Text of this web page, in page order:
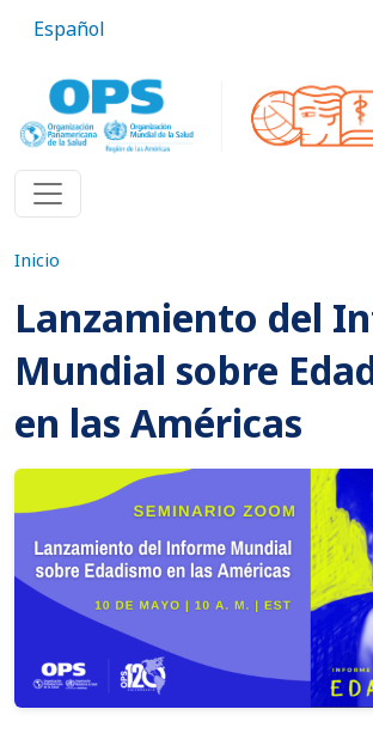
Español
Inicio
Lanzamiento del
Mundial sobre
en las Américas
Imagen